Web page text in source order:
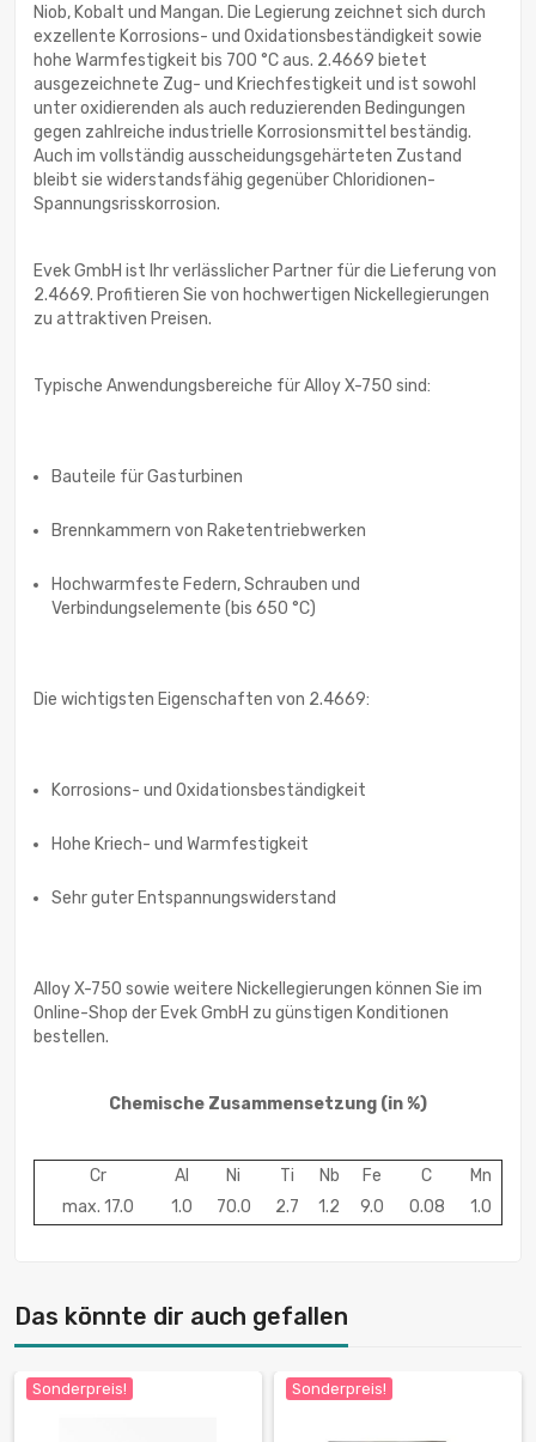
Niob, Kobalt und Mangan. Die Legierung zeichnet sich durch
exzellente Korrosions- und Oxidationsbeständigkeit sowie
hohe Warmfestigkeit bis 700 °C aus. 2.4669 bietet
ausgezeichnete Zug- und Kriechfestigkeit und ist sowohl
unter oxidierenden als auch reduzierenden Bedingungen
gegen zahlreiche industrielle Korrosionsmittel beständig.
Auch im vollständig ausscheidungsgehärteten Zustand
bleibt sie widerstandsfähig gegenüber Chloridionen-
Spannungsrisskorrosion.
Evek GmbH ist Ihr verlässlicher Partner für die Lieferung von
2.4669. Profitieren Sie von hochwertigen Nickellegierungen
zu attraktiven Preisen.
Typische Anwendungsbereiche für Alloy X-750 sind:
Bauteile für Gasturbinen
Brennkammern von Raketentriebwerken
Hochwarmfeste Federn, Schrauben und
Verbindungselemente (bis 650 °C)
Die wichtigsten Eigenschaften von 2.4669:
Korrosions- und Oxidationsbeständigkeit
Hohe Kriech- und Warmfestigkeit
Sehr guter Entspannungswiderstand
Alloy X-750 sowie weitere Nickellegierungen können Sie im
Online-Shop der Evek GmbH zu günstigen Konditionen
bestellen.
Chemische Zusammensetzung (in %)
Cr Al Ni Ti Nb Fe C
Mn
max. 17.0
1.0 70.0 2.7 1.2 9.0 0.08 1.0
Das könnte dir auch gefallen
Sonderpreis! Sonderpreis!